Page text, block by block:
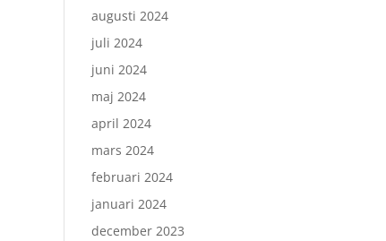
augusti 2024
juli 2024
juni 2024
maj 2024
april 2024
mars 2024
februari 2024
januari 2024
december 2023